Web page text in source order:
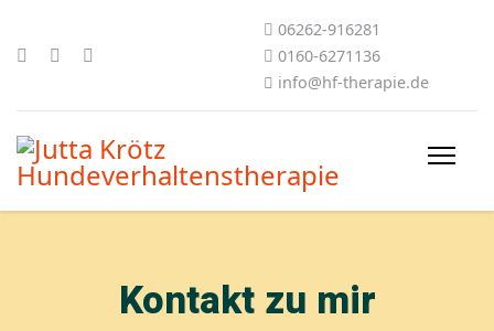
06262-916281
0160-6271136
info@hf-therapie.de
Kontakt zu mir